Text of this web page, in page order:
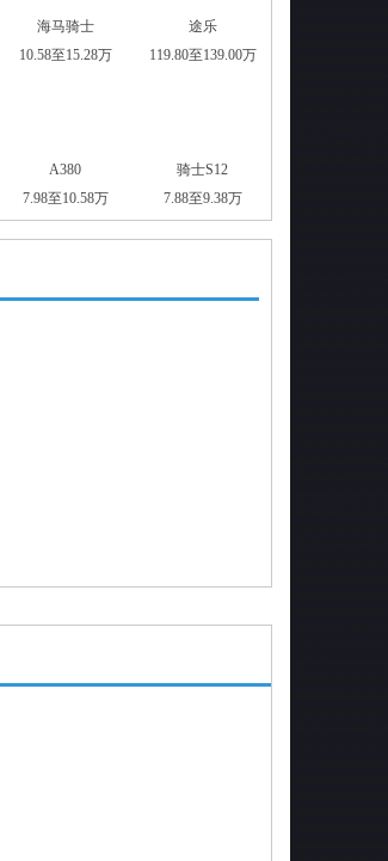
海马骑士
10.58至15.28万
途乐
119.80至139.00万
A380
7.98至10.58万
骑士S12
7.88至9.38万